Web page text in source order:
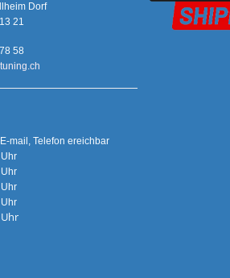
Dorf
21
58
mail, Telefon ereichbar
Uhr
Uhr
Uhr